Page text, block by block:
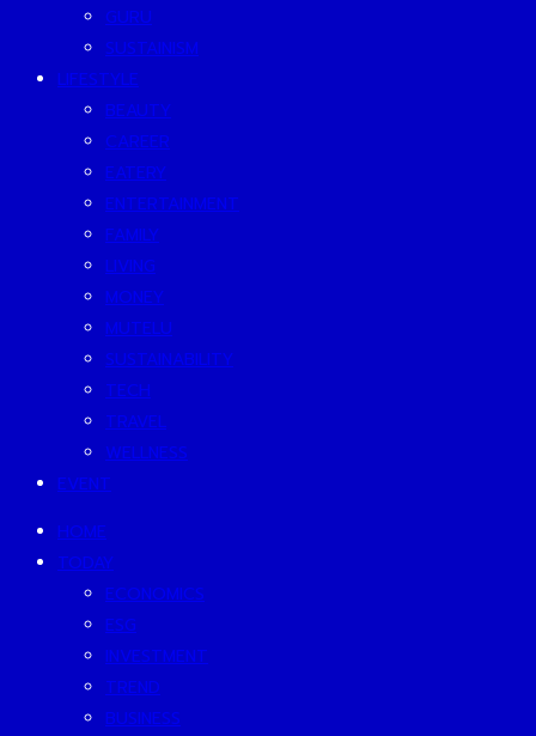
GURU
SUSTAINISM
LIFESTYLE
BEAUTY
CAREER
EATERY
ENTERTAINMENT
FAMILY
LIVING
MONEY
MUTELU
SUSTAINABILITY
TECH
TRAVEL
WELLNESS
EVENT
HOME
TODAY
ECONOMICS
ESG
INVESTMENT
TREND
BUSINESS